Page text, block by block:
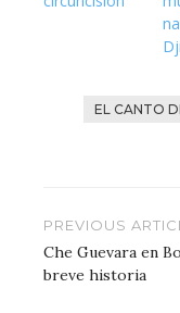
EL CANTO
de
entradas
PREVIOUS
Che Guevara en
breve historia